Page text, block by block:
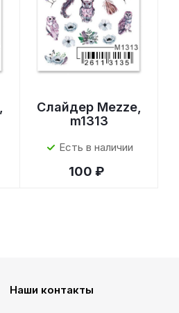
Слайдер Mezze,
m1313
Есть в наличии
100 ₽
Наши контакты